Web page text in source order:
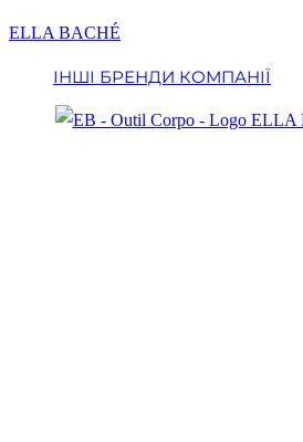
Перейти
ELLA BACHÉ
ІНШІ БРЕНДИ КОМПАНІЇ